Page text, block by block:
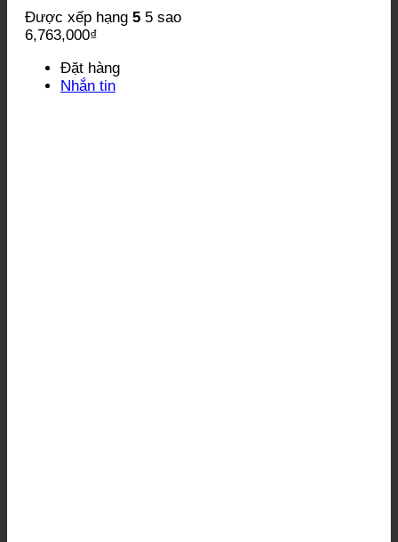
Được xếp hạng 5 5 sao
6,763,000₫
Đặt hàng
Nhắn tin